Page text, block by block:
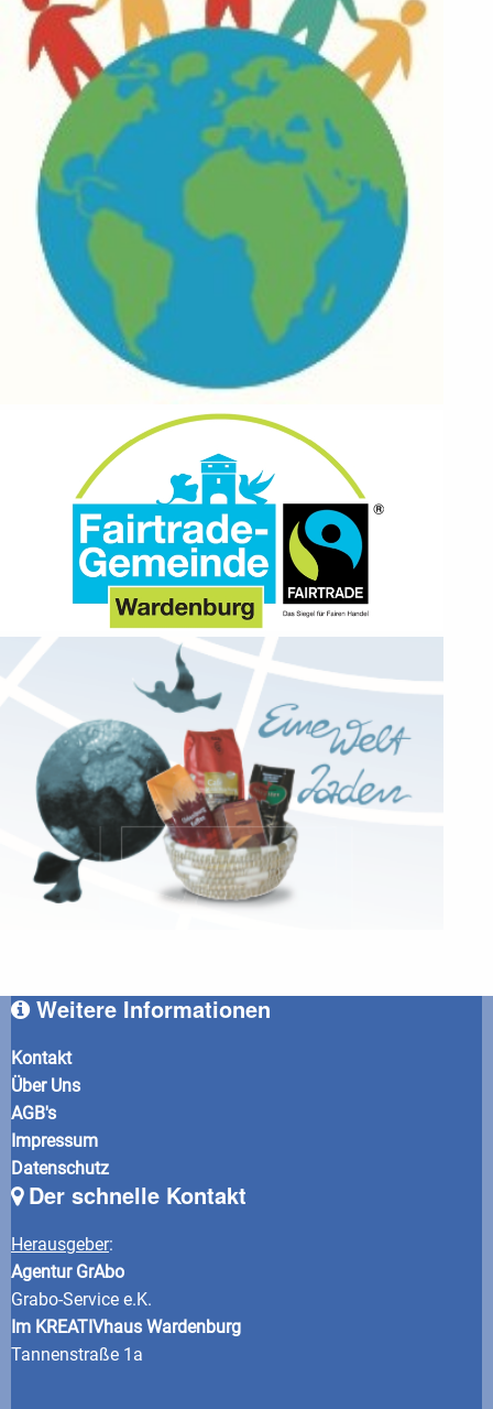
Weitere Informationen
Kontakt
Über Uns
AGB's
Impressum
Datenschutz
Der schnelle Kontakt
Herausgeber:
Agentur GrAbo
Grabo-Service e.K.
Im KREATIVhaus Wardenburg
Tannenstraße 1a